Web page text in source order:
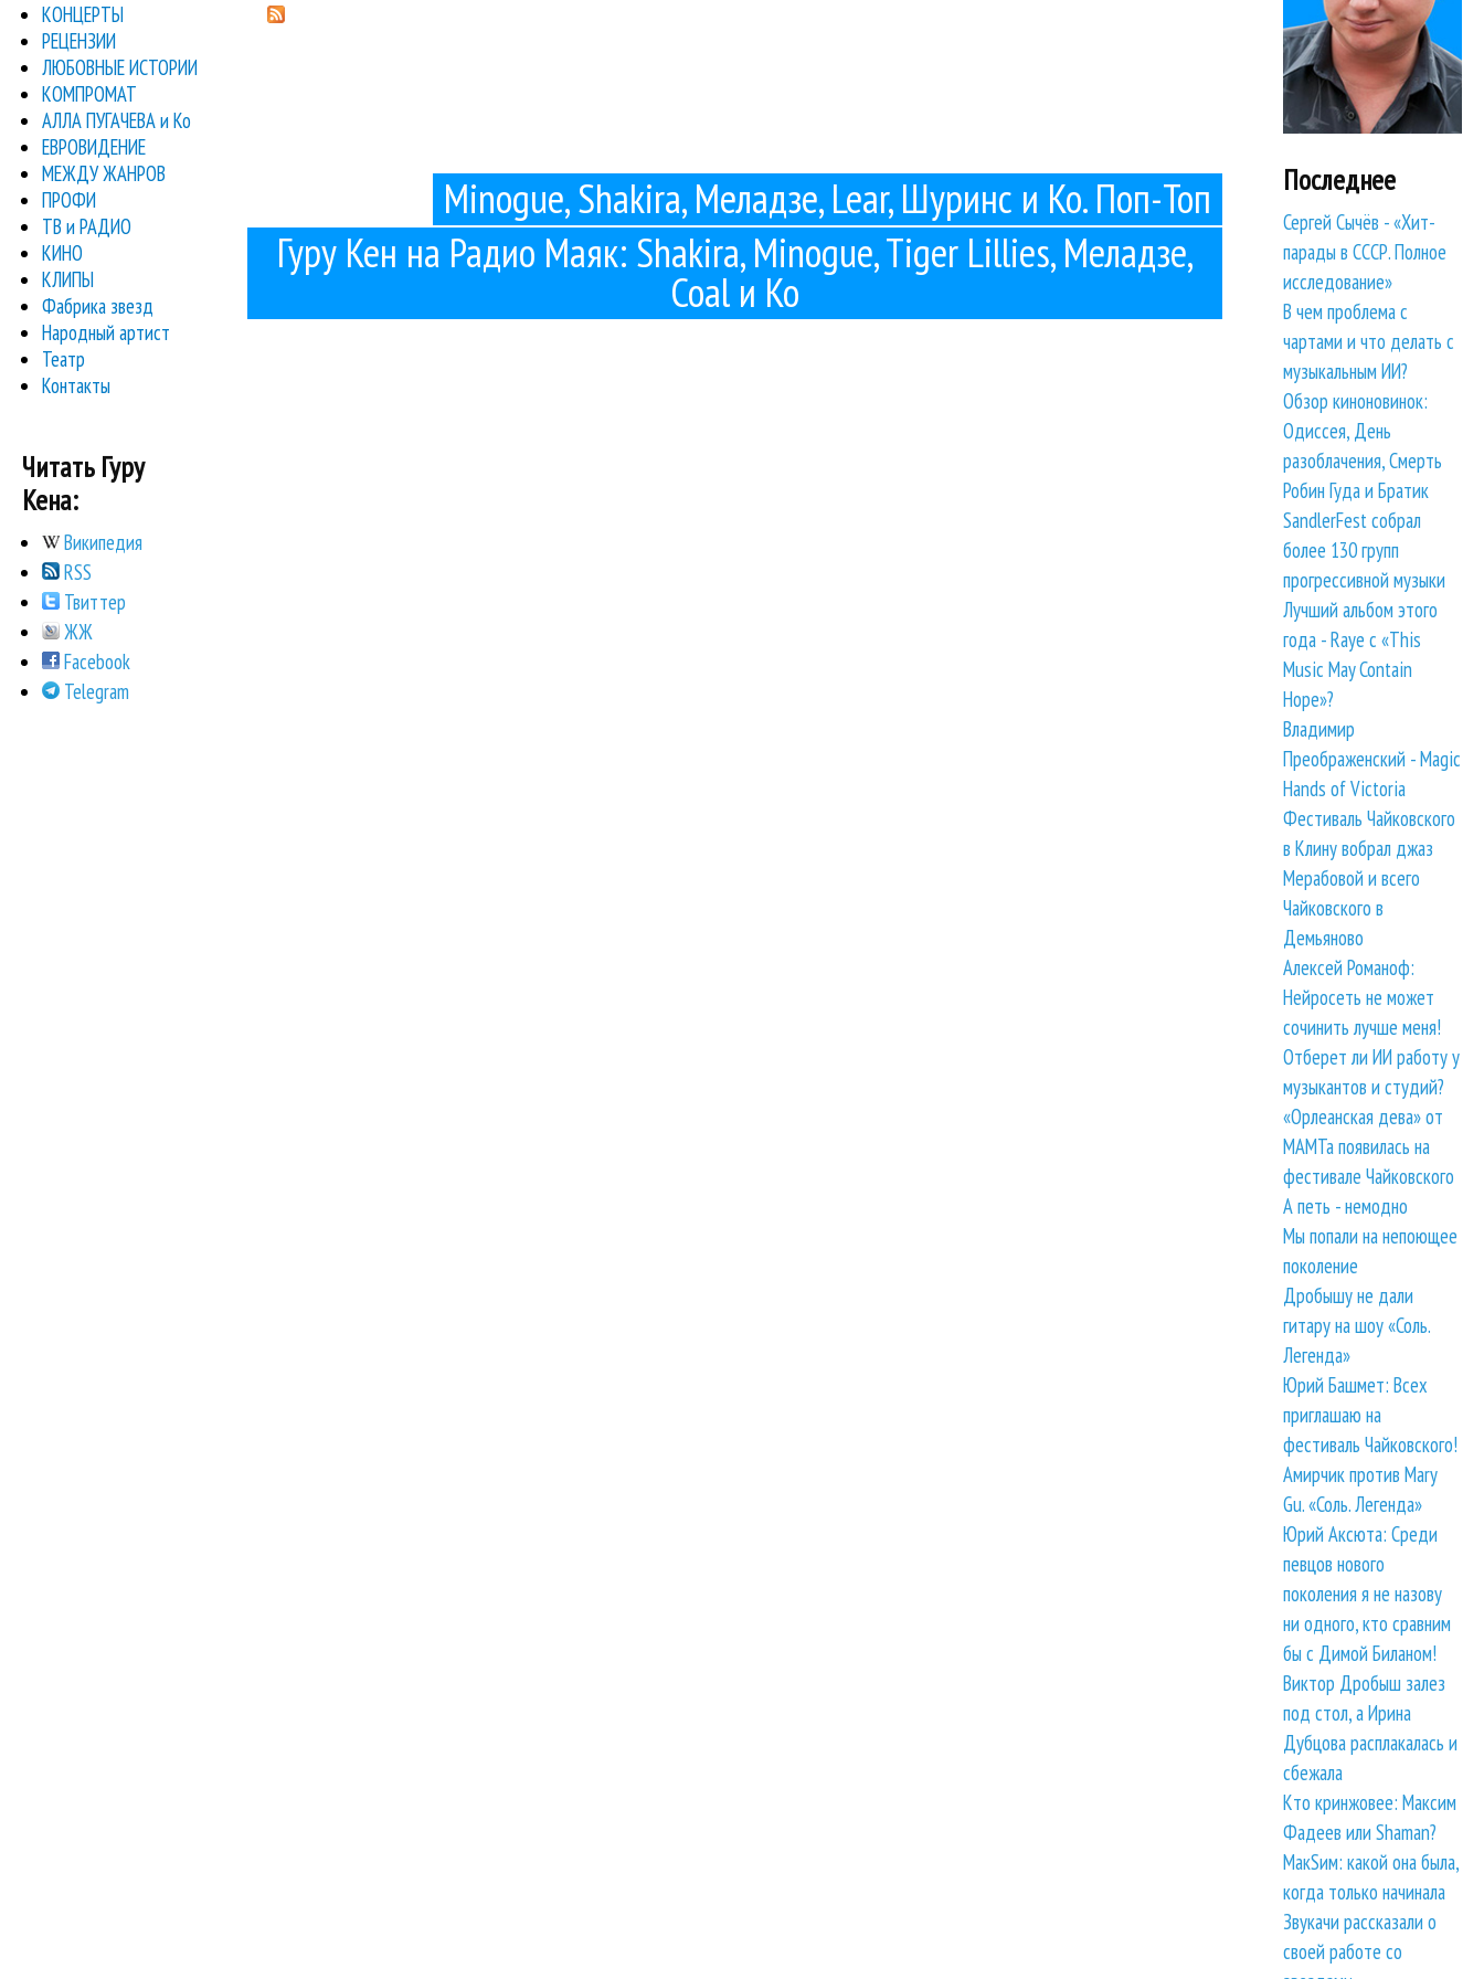
Minogue, Shakira, Меладзе, Lear, Шуринс и Ко. Поп-Топ
Гуру Кен на Радио Маяк: Shakira, Minogue, Tiger Lillies, Меладзе,
Coal и Ко
КОНЦЕРТЫ
РЕЦЕНЗИИ
ЛЮБОВНЫЕ ИСТОРИИ
КОМПРОМАТ
АЛЛА ПУГАЧЕВА и Ко
ЕВРОВИДЕНИЕ
МЕЖДУ ЖАНРОВ
ПРОФИ
ТВ и РАДИО
КИНО
КЛИПЫ
Фабрика звезд
Народный артист
Театр
Контакты
Читать Гуру
Кена:
Википедия
RSS
Твиттер
ЖЖ
Facebook
Telegram
Последнее
Сергей Сычёв - «Хит-
парады в СССР. Полное
исследование»
В чем проблема с
чартами и что делать с
музыкальным ИИ?
Обзор киноновинок:
Одиссея, День
разоблачения, Смерть
Робин Гуда и Братик
SandlerFest собрал
более 130 групп
прогрессивной музыки
Лучший альбом этого
года - Raye с «This
Music May Contain
Hope»?
Владимир
Преображенский - Magic
Hands of Victoria
Фестиваль Чайковского
в Клину вобрал джаз
Мерабовой и всего
Чайковского в
Демьяново
Алексей Романоф:
Нейросеть не может
сочинить лучше меня!
Отберет ли ИИ работу у
музыкантов и студий?
«Орлеанская дева» от
МАМТа появилась на
фестивале Чайковского
А петь - немодно
Мы попали на непоющее
поколение
Дробышу не дали
гитару на шоу «Соль.
Легенда»
Юрий Башмет: Всех
приглашаю на
фестиваль Чайковского!
Амирчик против Mary
Gu. «Соль. Легенда»
Юрий Аксюта: Среди
певцов нового
поколения я не назову
ни одного, кто сравним
бы с Димой Биланом!
Виктор Дробыш залез
под стол, а Ирина
Дубцова расплакалась и
сбежала
Кто кринжовее: Максим
Фадеев или Shaman?
МакSим: какой она была,
когда только начинала
Звукачи рассказали о
своей работе со